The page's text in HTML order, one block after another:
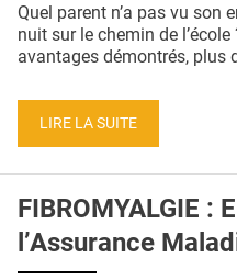
QUI SOMMES-NOUS ?
CONDITIONS GÉNÉRALES
CRÉDITS
Quel parent n’a pas vu son
nuit sur le chemin de
avantages démontrés, plus
LIRE LA SUITE
FIBROMYALGIE :
l’Assurance